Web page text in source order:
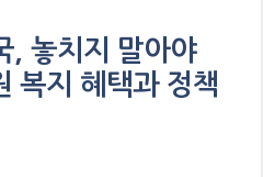
, 놓치지 말아야
복지 혜택과 정책